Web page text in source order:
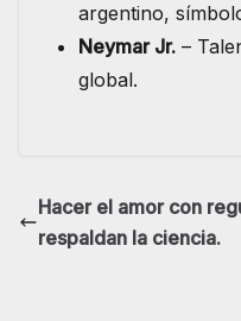
argentino,
Neymar Jr. –
global.
Hacer el amor con
respaldan la ciencia.